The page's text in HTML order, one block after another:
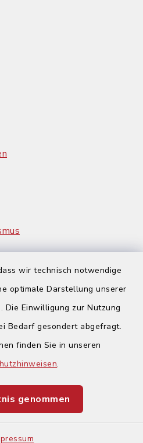
wir technisch notwendige
optimale Darstellung unserer
Die Einwilligung zur Nutzung
Bedarf gesondert abgefragt.
finden Sie in unseren
.
genommen